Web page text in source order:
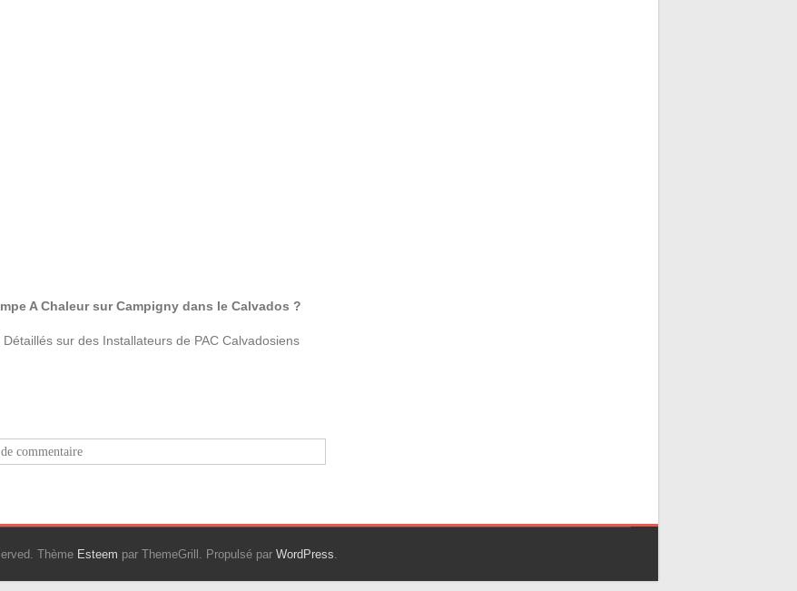
A Chaleur sur Campigny dans le Calvados ?
sur des Installateurs de PAC Calvadosiens
de commentaire
Thème Esteem par ThemeGrill. Propulsé par WordPress.